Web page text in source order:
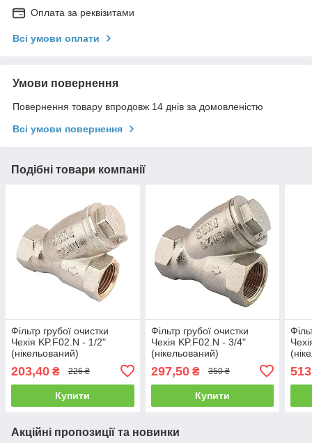
Оплата за реквізитами
Всі умови оплати
Умови повернення
Повернення товару впродовж 14 днів за домовленістю
Всі умови повернення
Подібні товари компанії
Фільтр грубої очистки
Чехія KP.F02.N - 1/2"
(нікельований)
203,40 ₴ 226 ₴
Купити
Фільтр грубої очистки
Чехія KP.F02.N - 3/4"
(нікельований)
297,50₴ 350 ₴
Купити
513
Акційні пропозиції та новинки